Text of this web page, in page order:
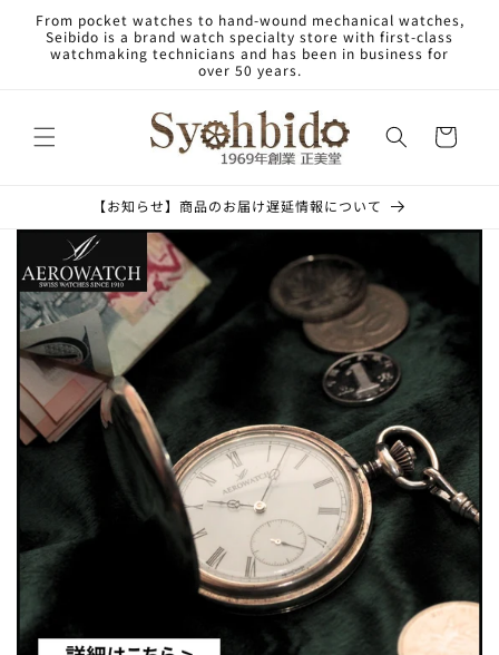
Skip to
content
From pocket watches to hand-wound mechanical watches,
Seibido is a brand watch specialty store with first-class
watchmaking technicians and has been in business for
over 50 years.
Cart
【お知らせ】商品のお届け遅延情報について